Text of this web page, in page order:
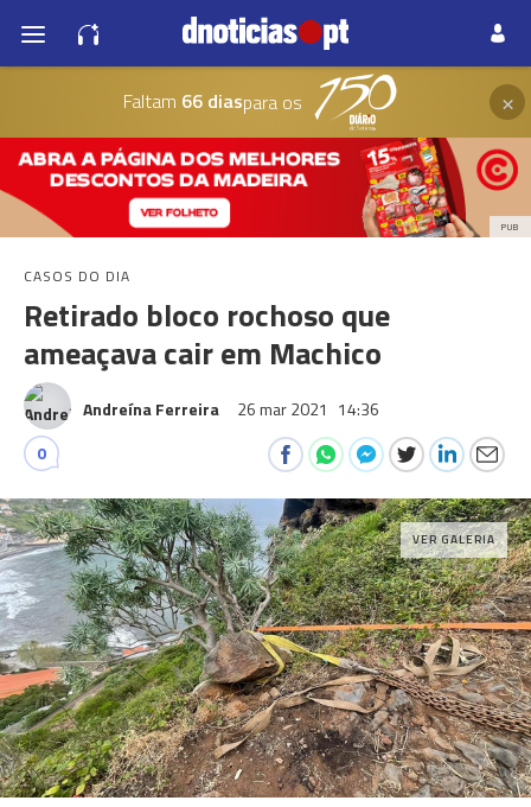
Faltam 66 diaspara os ×
PUB
CASOS DO DIA
Retirado bloco rochoso que
ameaçava cair em Machico
Andreína Ferreira 26 mar 2021 14:36
0
VER GALERIA